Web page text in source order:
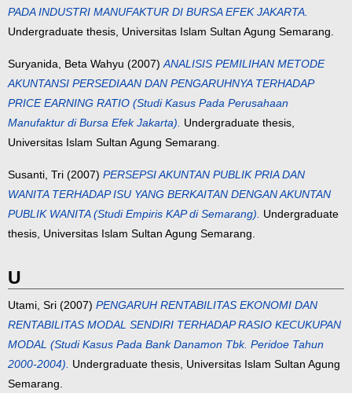
PADA INDUSTRI MANUFAKTUR DI BURSA EFEK JAKARTA.
Undergraduate thesis, Universitas Islam Sultan Agung Semarang.
Suryanida, Beta Wahyu (2007)ANALISIS PEMILIHAN METODE
AKUNTANSI PERSEDIAAN DAN PENGARUHNYA TERHADAP
PRICE EARNING RATIO (Studi Kasus Pada Perusahaan
Manufaktur di Bursa Efek Jakarta). Undergraduate thesis,
Universitas Islam Sultan Agung Semarang.
Susanti, Tri (2007) PERSEPSI AKUNTAN PUBLIK PRIA DAN
WANITA TERHADAP ISU YANG BERKAITAN DENGAN AKUNTAN
PUBLIK WANITA (Studi Empiris KAP di Semarang). Undergraduate
thesis, Universitas Islam Sultan Agung Semarang.
U
Utami, Sri (2007) PENGARUH RENTABILITAS EKONOMI DAN
RENTABILITAS MODAL SENDIRI TERHADAP RASIO KECUKUPAN
MODAL (Studi Kasus Pada Bank Danamon Tbk. Peridoe Tahun
2000-2004). Undergraduate thesis, Universitas Islam Sultan Agung
Semarang.